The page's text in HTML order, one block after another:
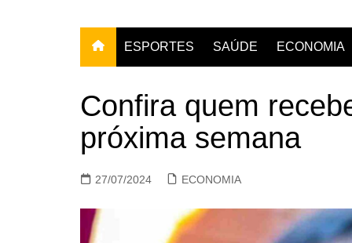
ESPORTES SAÚDE ECONOMIA
Confira quem
próxima semana
27/07/2024 ECONOMIA